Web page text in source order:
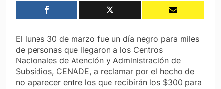
El lunes 30 de marzo fue un día negro para miles
de personas que llegaron a los Centros
Nacionales de Atención y Administración de
Subsidios, CENADE, a reclamar por el hecho de
no aparecer entre los que recibirán los $300 para